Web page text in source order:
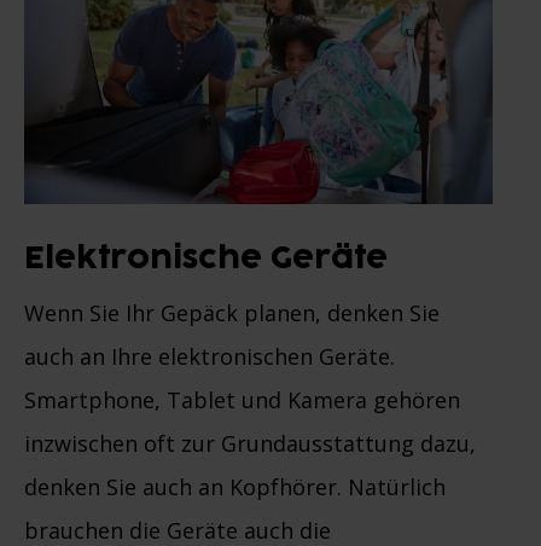
Elektronische Geräte
Wenn Sie Ihr Gepäck planen, denken Sie
auch an Ihre elektronischen Geräte.
Smartphone, Tablet und Kamera gehören
inzwischen oft zur Grundausstattung dazu,
denken Sie auch an Kopfhörer. Natürlich
brauchen die Geräte auch die